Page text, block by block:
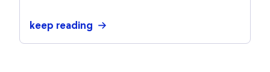
keep reading